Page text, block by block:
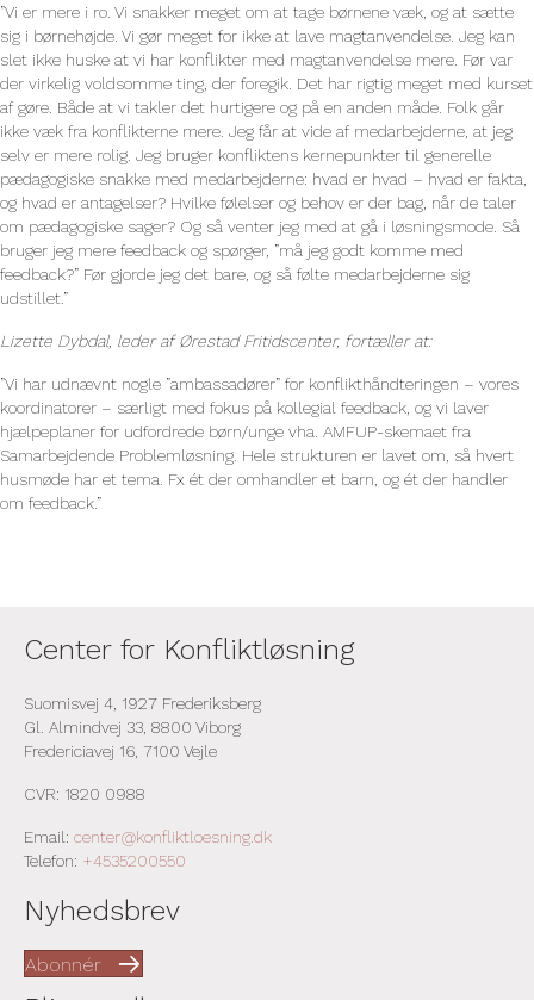
”Vi er mere i ro. Vi snakker meget om at tage børnene væk, og at sætte
sig i børnehøjde. Vi gør meget for ikke at lave magtanvendelse. Jeg kan
slet ikke huske at vi har konflikter med magtanvendelse mere. Før var
der virkelig voldsomme ting, der foregik. Det har rigtig meget med kurset
af gøre. Både at vi takler det hurtigere og på en anden måde. Folk går
ikke væk fra konflikterne mere. Jeg får at vide af medarbejderne, at jeg
selv er mere rolig. Jeg bruger konfliktens kernepunkter til generelle
pædagogiske snakke med medarbejderne: hvad er hvad – hvad er fakta,
og hvad er antagelser? Hvilke følelser og behov er der bag, når de taler
om pædagogiske sager? Og så venter jeg med at gå i løsningsmode. Så
bruger jeg mere feedback og spørger, ”må jeg godt komme med
feedback?” Før gjorde jeg det bare, og så følte medarbejderne sig
udstillet.”
Lizette Dybdal, leder af Ørestad Fritidscenter, fortæller at:
”Vi har udnævnt nogle ”ambassadører” for konflikthåndteringen – vores
koordinatorer – særligt med fokus på kollegial feedback, og vi laver
hjælpeplaner for udfordrede børn/unge vha. AMFUP-skemaet fra
Samarbejdende Problemløsning. Hele strukturen er lavet om, så hvert
husmøde har et tema. Fx ét der omhandler et barn, og ét der handler
om feedback.”
Center for Konfliktløsning
Suomisvej 4, 1927 Frederiksberg
Gl. Almindvej 33, 8800 Viborg
Fredericiavej 16, 7100 Vejle
CVR: 1820 0988
Email: center@konfliktloesning.dk
Telefon: +4535200550
Nyhedsbrev
Abonnér